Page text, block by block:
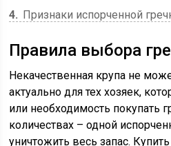
4
Признаки испорченной
Правила выбора
Некачественная крупа не
актуально для тех хозяек,
или необходимость покупать
количествах – одной
уничтожить весь запас.